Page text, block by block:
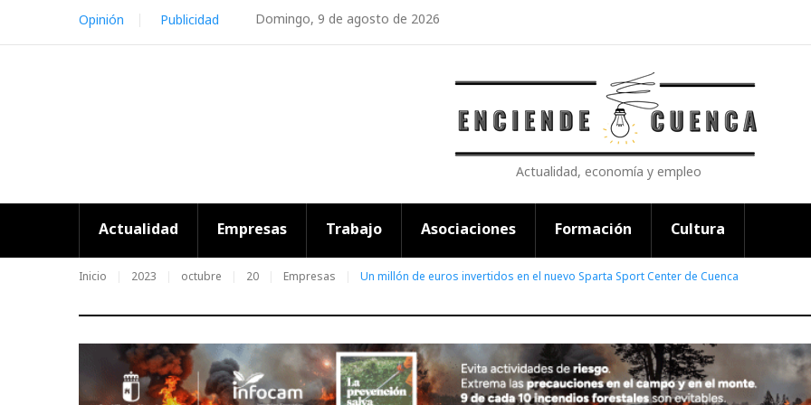
content
Domingo, 9 de agosto de 2026
Opinión Publicidad
Actualidad, economía y empleo
Actualidad Empresas Trabajo Asociaciones Formación Cultura
Inicio 2023 octubre 20 Empresas Un millón de euros invertidos en el nuevo Sparta Sport Center de Cuenca